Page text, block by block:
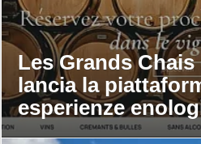
Les Grands Chais
lancia la
esperienze
maison